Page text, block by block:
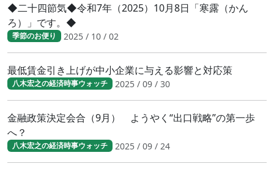
◆二十四節気◆令和7年（2025）10月8日「寒露（かん
ろ）」です。◆
季節のお便り 2025 / 10 / 02
最低賃金引き上げが中小企業に与える影響と対応策
八木宏之の経済時事ウォッチ 2025 / 09 / 30
金融政策決定会合（9月） ようやく“出口戦略”の第一歩
へ？
八木宏之の経済時事ウォッチ 2025 / 09 / 24